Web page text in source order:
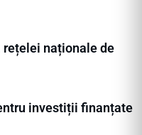
rețelei naționale de
investiții finanțate